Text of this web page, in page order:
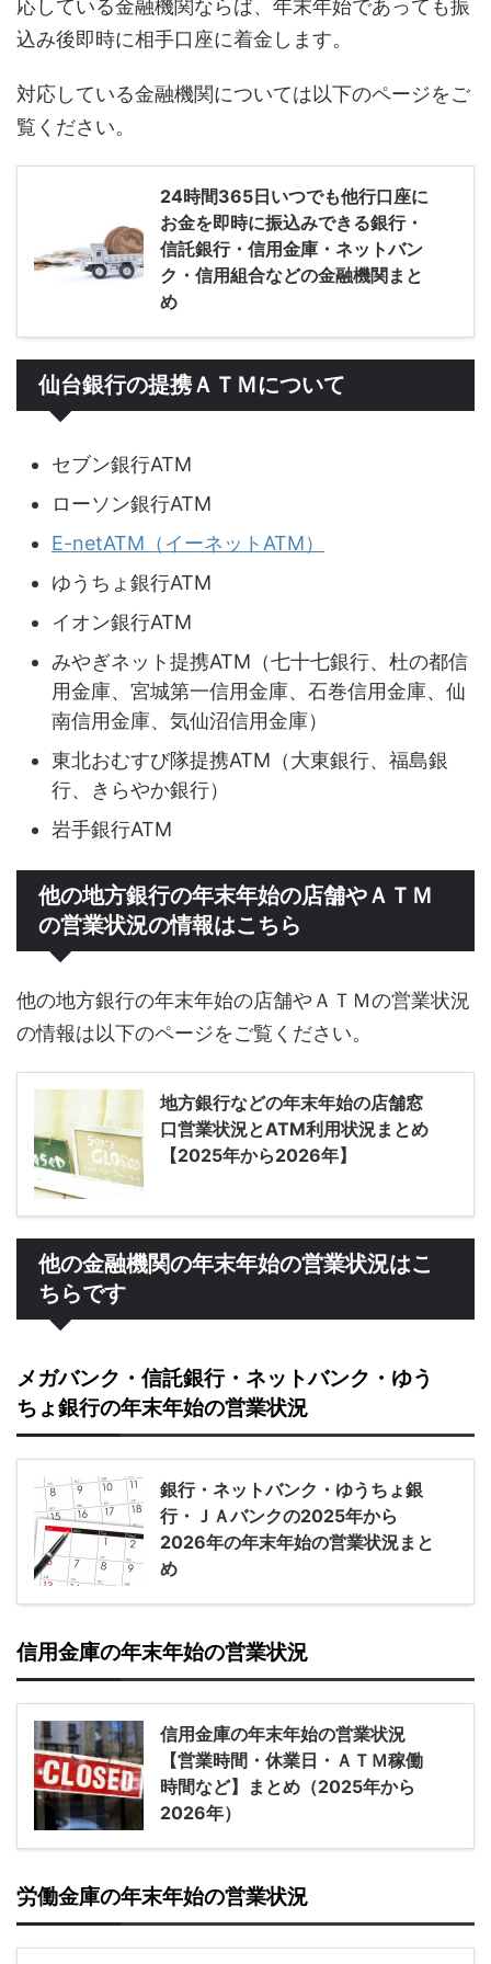
応している金融機関ならば、年末年始であっても振
込み後即時に相手口座に着金します。
対応している金融機関については以下のページをご
覧ください。
24時間365日いつでも他行口座に
お金を即時に振込みできる銀行・
信託銀行・信用金庫・ネットバン
ク・信用組合などの金融機関まと
め
仙台銀行の提携ＡＴＭについて
セブン銀行ATM
ローソン銀行ATM
E-netATM（イーネットATM）
ゆうちょ銀行ATM
イオン銀行ATM
みやぎネット提携ATM（七十七銀行、杜の都信
用金庫、宮城第一信用金庫、石巻信用金庫、仙
南信用金庫、気仙沼信用金庫）
東北おむすび隊提携ATM（大東銀行、福島銀
行、きらやか銀行）
岩手銀行ATM
他の地方銀行の年末年始の店舗やＡＴＭ
の営業状況の情報はこちら
他の地方銀行の年末年始の店舗やＡＴＭの営業状況
の情報は以下のページをご覧ください。
地方銀行などの年末年始の店舗窓
口営業状況とATM利用状況まとめ
【2025年から2026年】
他の金融機関の年末年始の営業状況はこ
ちらです
メガバンク・信託銀行・ネットバンク・ゆう
ちょ銀行の年末年始の営業状況
銀行・ネットバンク・ゆうちょ銀
行・ＪＡバンクの2025年から
2026年の年末年始の営業状況まと
め
信用金庫の年末年始の営業状況
信用金庫の年末年始の営業状況
【営業時間・休業日・ＡＴＭ稼働
時間など】まとめ（2025年から
2026年）
労働金庫の年末年始の営業状況